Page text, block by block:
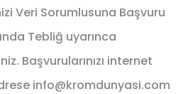
Veri Sorumlusuna Başvuru
Tebliğ uyarınca
Başvurularınızı internet
info@kromdunyasi.com